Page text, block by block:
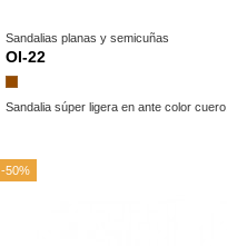
Sandalias planas y semicuñas
OI-22
Marrón
Sandalia súper ligera en ante color cuero.
-50%